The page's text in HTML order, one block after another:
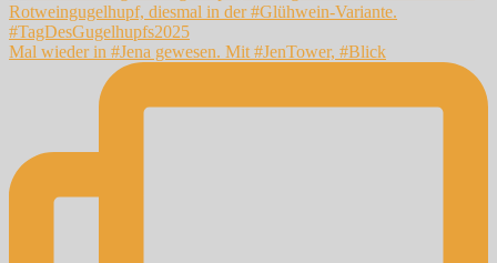
Mal wieder in #Jena gewesen. Mit #JenTower, #Blick